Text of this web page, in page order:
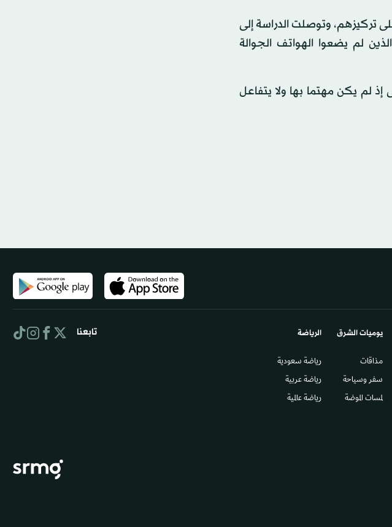
على تركيزهم، وتوصلت الدراسة إلى
مقارنة بالأشخاص الذين لم يضعوا الهواتف الجوالة
إذ لم يكن مهتما بها ولا يتفاعل
يوميات الشرق​
مذاقات
سفر وسياحة
لمسات الموضة
الرياضة
رياضة سعودية
رياضة عربية
رياضة عالمية
تابعنا